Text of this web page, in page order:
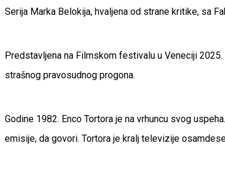
Serija Marka Belokija, hvaljena od strane kritike, sa
Predstavljena na Filmskom festivalu u Veneciji
strašnog pravosudnog progona.
Godine 1982. Enco Tortora je na vrhuncu svog
emisije, da govori. Tortora je kralj televizije